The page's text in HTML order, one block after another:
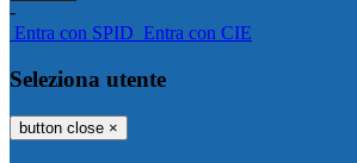
-
Entra con SPID Entra con CIE
Seleziona utente
button close ×